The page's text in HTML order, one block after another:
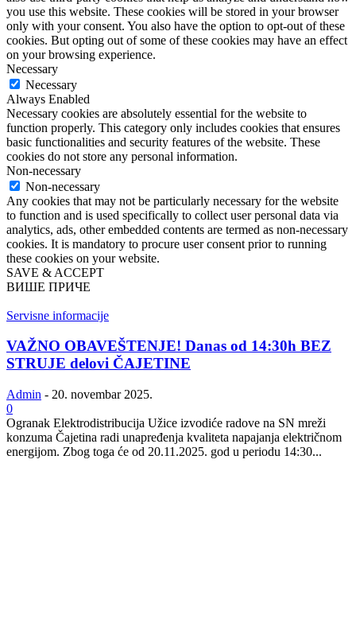
you use this website. These cookies will be stored in your browser
only with your consent. You also have the option to opt-out of these
cookies. But opting out of some of these cookies may have an effect
on your browsing experience.
Necessary
Necessary
Always Enabled
Necessary cookies are absolutely essential for the website to
function properly. This category only includes cookies that ensures
basic functionalities and security features of the website. These
cookies do not store any personal information.
Non-necessary
Non-necessary
Any cookies that may not be particularly necessary for the website
to function and is used specifically to collect user personal data via
analytics, ads, other embedded contents are termed as non-necessary
cookies. It is mandatory to procure user consent prior to running
these cookies on your website.
SAVE & ACCEPT
ВИШЕ ПРИЧЕ
Servisne informacije
VAŽNO OBAVEŠTENJE! Danas od 14:30h BEZ
STRUJE delovi ČAJETINE
Admin - 20. novembar 2025.
0
Ogranak Elektrodistribucija Užice izvodiće radove na SN mreži
konzuma Čajetina radi unapređenja kvaliteta napajanja električnom
energijom. Zbog toga će od 20.11.2025. god u periodu 14:30...